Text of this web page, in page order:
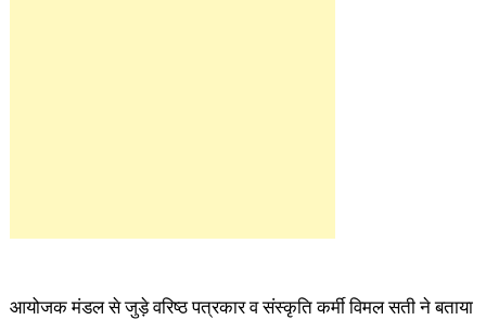
आयोजक मंडल से जुड़े वरिष्ठ पत्रकार व संस्कृति कर्मी विमल सती ने बताया